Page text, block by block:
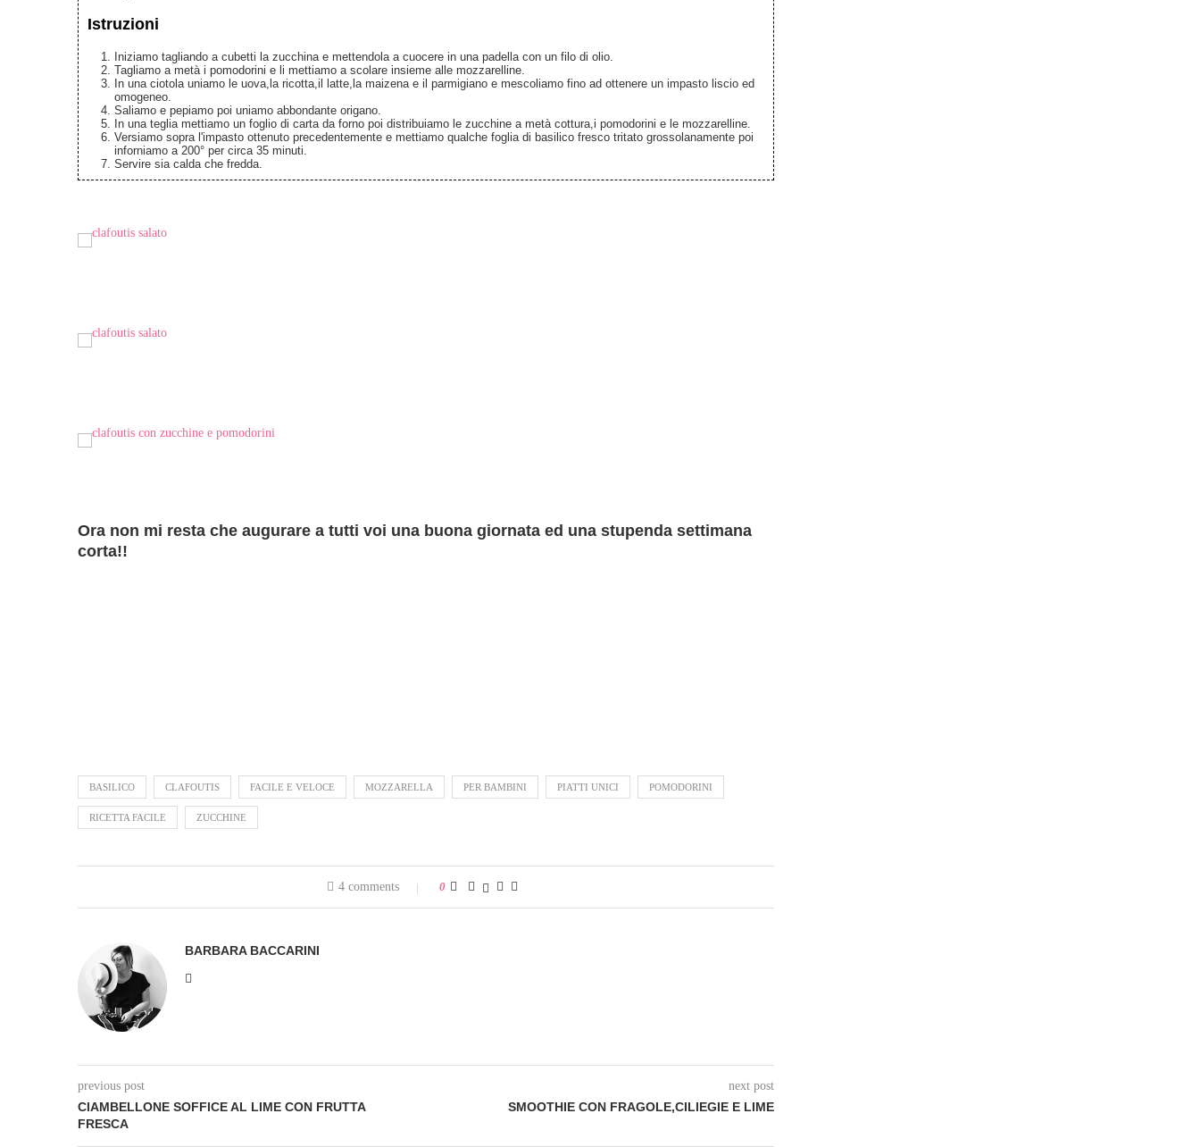
Istruzioni
Iniziamo tagliando a cubetti la zucchina e mettendola a cuocere in una padella con un filo di olio.
Tagliamo a metà i pomodorini e li mettiamo a scolare insieme alle mozzarelline.
In una ciotola uniamo le uova,la ricotta,il latte,la maizena e il parmigiano e mescoliamo fino ad ottenere un impasto liscio ed
omogeneo.
Saliamo e pepiamo poi uniamo abbondante origano.
In una teglia mettiamo un foglio di carta da forno poi distribuiamo le zucchine a metà cottura,i pomodorini e le mozzarelline.
Versiamo sopra l'impasto ottenuto precedentemente e mettiamo qualche foglia di basilico fresco tritato grossolanamente poi
inforniamo a 200° per circa 35 minuti.
Servire sia calda che fredda.
Ora non mi resta che augurare a tutti voi una buona giornata ed una stupenda settimana
corta!!
BASILICO CLAFOUTIS FACILE E VELOCE MOZZARELLA PER BAMBINI PIATTI UNICI POMODORINI
RICETTA FACILE ZUCCHINE
4 comments 0
BARBARA BACCARINI
previous post
CIAMBELLONE SOFFICE AL LIME CON FRUTTA
FRESCA
next post
SMOOTHIE CON FRAGOLE,CILIEGIE E LIME